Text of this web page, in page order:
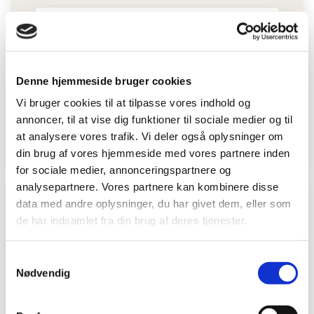
Denne hjemmeside bruger cookies
Vi bruger cookies til at tilpasse vores indhold og
annoncer, til at vise dig funktioner til sociale medier og til
at analysere vores trafik. Vi deler også oplysninger om
din brug af vores hjemmeside med vores partnere inden
for sociale medier, annonceringspartnere og
analysepartnere. Vores partnere kan kombinere disse
data med andre oplysninger, du har givet dem, eller som
de har indsamlet fra din brug af deres tjenester.
Nødvendig
Skriv til klinik
Find vores priser
Online Booking